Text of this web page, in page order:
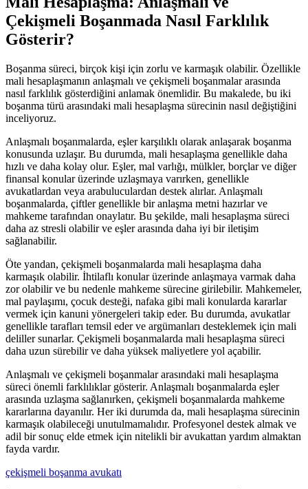
Çekişmeli Boşanmada Nasıl Farklılık
Gösterir?
Boşanma süreci, birçok kişi için zorlu ve karmaşık olabilir. Özellikle
mali hesaplaşmanın anlaşmalı ve çekişmeli boşanmalar arasında
nasıl farklılık gösterdiğini anlamak önemlidir. Bu makalede, bu iki
boşanma türü arasındaki mali hesaplaşma sürecinin nasıl değiştiğini
inceliyoruz.
Anlaşmalı boşanmalarda, eşler karşılıklı olarak anlaşarak boşanma
konusunda uzlaşır. Bu durumda, mali hesaplaşma genellikle daha
hızlı ve daha kolay olur. Eşler, mal varlığı, mülkler, borçlar ve diğer
finansal konular üzerinde uzlaşmaya varırken, genellikle
avukatlardan veya arabuluculardan destek alırlar. Anlaşmalı
boşanmalarda, çiftler genellikle bir anlaşma metni hazırlar ve
mahkeme tarafından onaylatır. Bu şekilde, mali hesaplaşma süreci
daha az stresli olabilir ve eşler arasında daha iyi bir iletişim
sağlanabilir.
Öte yandan, çekişmeli boşanmalarda mali hesaplaşma daha
karmaşık olabilir. İhtilaflı konular üzerinde anlaşmaya varmak daha
zor olabilir ve bu nedenle mahkeme sürecine girilebilir. Mahkemeler,
mal paylaşımı, çocuk desteği, nafaka gibi mali konularda kararlar
vermek için kanuni yönergeleri takip eder. Bu durumda, avukatlar
genellikle tarafları temsil eder ve argümanları desteklemek için mali
deliller sunarlar. Çekişmeli boşanmalarda mali hesaplaşma süreci
daha uzun sürebilir ve daha yüksek maliyetlere yol açabilir.
Anlaşmalı ve çekişmeli boşanmalar arasındaki mali hesaplaşma
süreci önemli farklılıklar gösterir. Anlaşmalı boşanmalarda eşler
arasında uzlaşma sağlanırken, çekişmeli boşanmalarda mahkeme
kararlarına dayanılır. Her iki durumda da, mali hesaplaşma sürecinin
karmaşık olabileceği unutulmamalıdır. Profesyonel destek almak ve
adil bir sonuç elde etmek için nitelikli bir avukattan yardım almaktan
fayda vardır.
çekişmeli boşanma avukatı